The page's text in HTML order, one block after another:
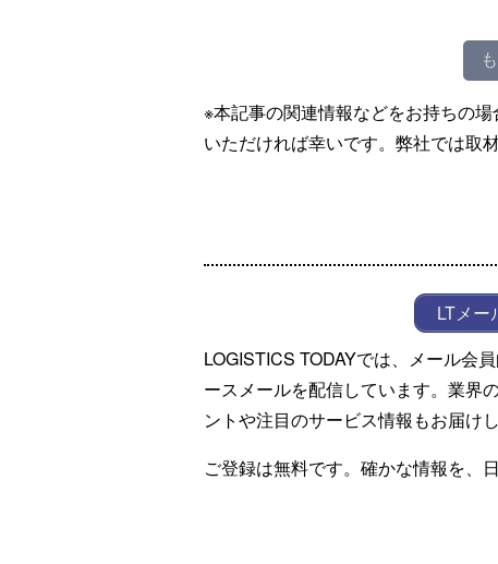
※本記事の関連情報などをお持ちの
いただければ幸いです。弊社では取
LTメー
LOGISTICS TODAYでは、メール会
ースメールを配信しています。業界
ントや注目のサービス情報もお届けし
ご登録は無料です。確かな情報を、